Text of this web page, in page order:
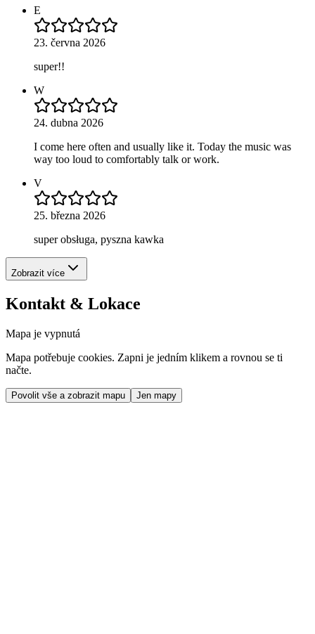
E
23. června 2026
super!!
W
24. dubna 2026
I come here often and usually like it. Today the music was
way too loud to comfortably talk or work.
V
25. března 2026
super obsługa, pyszna kawka
Zobrazit více
Kontakt & Lokace
Mapa je vypnutá
Mapa potřebuje cookies. Zapni je jedním klikem a rovnou se ti
načte.
Povolit vše a zobrazit mapu Jen mapy